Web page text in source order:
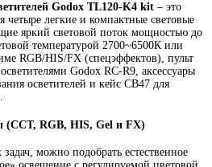
Godox TL120-K4 kit – это
легкие и компактные световые
яркий световой поток мощностью до
температурой 2700~6500К или
RGB/HIS/FX (спецэффектов), пульт
Godox RC-R9, аксессуары
осветителей и кейс CB47 для
(CCT, RGB, HIS, Gel и FX)
можно подобрать естественное